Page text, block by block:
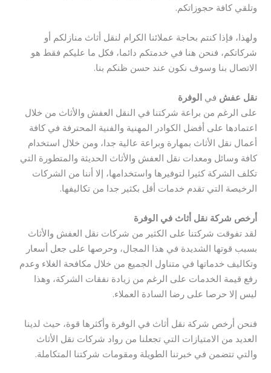
وتلقي كافة حجوزاتكم.
ولهذا، فإذا كنتم بحاجة عملائنا الكرام لنقل أثاث منازلكم أو
شركاتكم، فنحن هنا في خدمتكم دائما، فكل ما عليكم فقط هو
الاتصال بنا وسوف نكون عند حسن ظنكم بنا.
نقل عفش في الوفرة
على الرغم من براعة شركتنا في النقل العفش والأثاث من خلال
اعتمادها على أفضل الكوادر المهنية والفنية المحترفة في كافة
أعمال نقل الأثاث بمهارة وبراعة عالية جدا، ومن خلال استخدام
كافة وسائل ومعدات نقل العفش والأثاث الحديثة والمتطورة التي
تكلف الشركة كثيرا لتوفيرها واستخدامها، إلا أننا من الشركات
الرخيصة التي تقدم خدمات أقل بكثير جدا من تكاليفها.
أرخص شركة نقل أثاث في الوفرة
لقد تفوقت شركتنا على الكثير من شركات نقل العفش والأثاث
بسبب قوتها الشديدة في هذا المجال، وحرصها على جعل أسعار
وتكاليف خدماتها في متناول الجميع من خلال مكافحة الغلاء وعدم
رفع قيمة الخدمات على الرغم من زيادة نفقات الشركة، وهذا
ليس إلا حرصا على رضا السادة العملاء.
فنحن أرخص شركة نقل أثاث في الوفرة وأكثرها قوة، حيث لدينا
العديد من الامتيازات التي تجعلنا من رواد شركات نقل الأثاث
والتي تتضمن في خبرتنا الطويلة ومقومات شركتنا المتكاملة.